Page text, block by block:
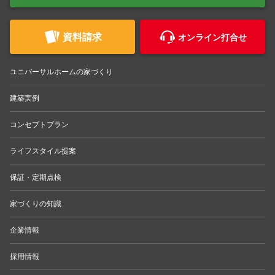
資料請求 オンライン打合せ
ユニバーサルホームの家づくり
建築実例
コンセプトプラン
ライフスタイル提案
保証・定期点検
家づくりの知識
企業情報
採用情報